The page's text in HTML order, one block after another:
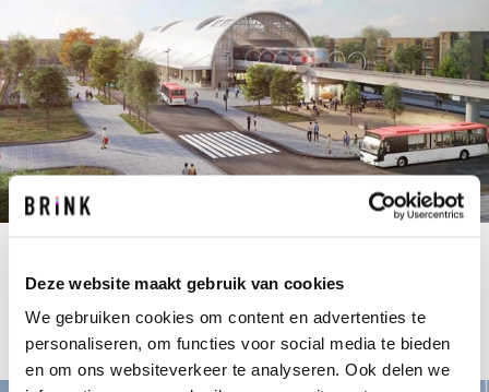
Deze website maakt gebruik van cookies
We gebruiken cookies om content en advertenties te
personaliseren, om functies voor social media te bieden
en om ons websiteverkeer te analyseren. Ook delen we
Van afhankelijk naar complementair aan de haven en
Rotterdam